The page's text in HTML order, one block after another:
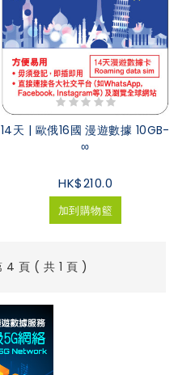
14天 | 歐俄16國 漫遊數據 10GB-
∞
HK$210.0
加到購物籃
4 頁 ( 共 1 頁 )